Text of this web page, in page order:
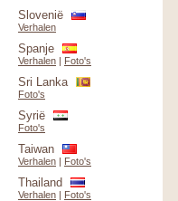
Slovenië
Verhalen
Spanje
Verhalen | Foto's
Sri Lanka
Foto's
Syrië
Foto's
Taiwan
Verhalen | Foto's
Thailand
Verhalen | Foto's